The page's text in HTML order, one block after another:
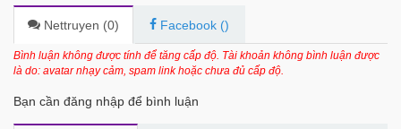
Nettruyen (0) Facebook ()
Bình luận không được tính để tăng cấp độ. Tài khoản không bình luận được
là do: avatar nhạy cảm, spam link hoặc chưa đủ cấp độ.
Bạn cần đăng nhập để bình luận